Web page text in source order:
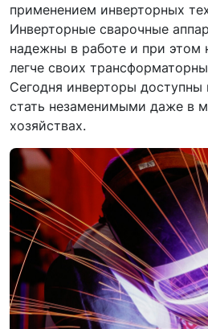
применением инверторных
Инверторные сварочные
надежны в работе и при этом
легче своих
Сегодня инверторы
стать незаменимыми даже в
хозяйствах.